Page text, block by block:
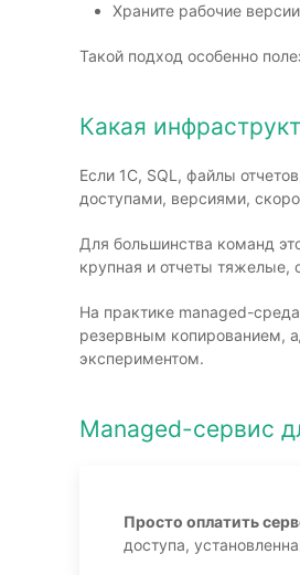
Храните рабочие
Такой подход особенно
Какая
Если 1С, SQL, файлы
доступами, версиями,
Для большинства команд
крупная и отчеты тяжелые,
На практике managed-
резервным копированием,
экспериментом.
Managed-сервис
Просто оплатить
доступа,